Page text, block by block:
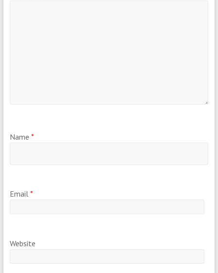
Name *
Email *
Website